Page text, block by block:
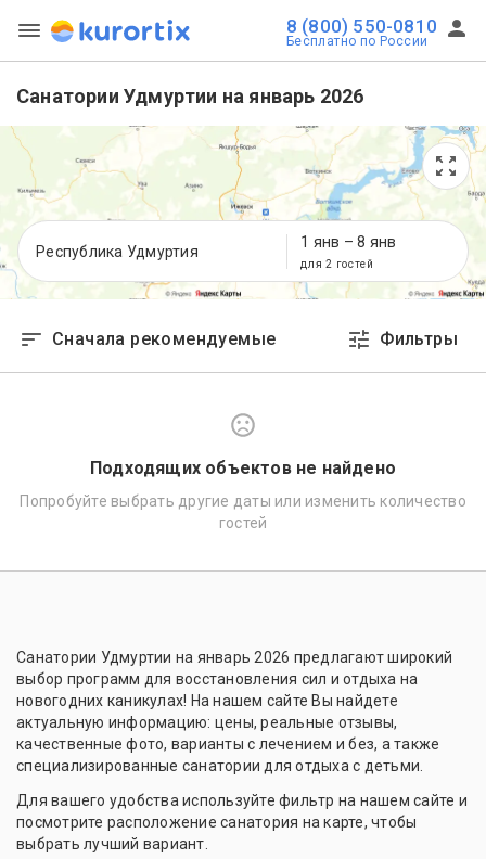
8 (800) 550-0810
Бесплатно по России
Санатории Удмуртии на январь 2026
Республика Удмуртия
1 янв – 8 янв
для 2 гостей
Сначала рекомендуемые Фильтры
Подходящих объектов не найдено
Попробуйте выбрать другие даты или изменить количество
гостей
Санатории Удмуртии на январь 2026 предлагают широкий
выбор программ для восстановления сил и отдыха на
новогодних каникулах! На нашем сайте Вы найдете
актуальную информацию: цены, реальные отзывы,
качественные фото, варианты с лечением и без, а также
специализированные санатории для отдыха с детьми.
Для вашего удобства используйте фильтр на нашем сайте и
посмотрите расположение санатория на карте, чтобы
выбрать лучший вариант.